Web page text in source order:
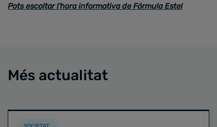
Pots escoltar l'hora informativa de Fórmula Estel
Més actualitat